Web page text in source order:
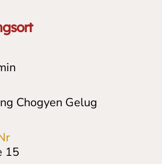
Chogyen Gelug
15